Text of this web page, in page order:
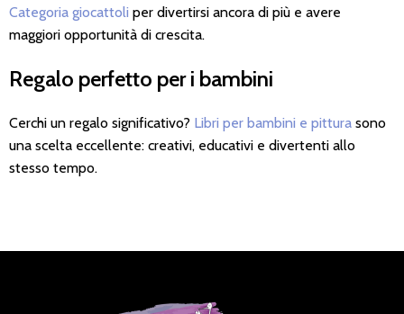
Categoria giocattoli per divertirsi ancora di più e avere
maggiori opportunità di crescita.
Regalo perfetto per i bambini
Cerchi un regalo significativo? Libri per bambini e pittura sono
una scelta eccellente: creativi, educativi e divertenti allo
stesso tempo.